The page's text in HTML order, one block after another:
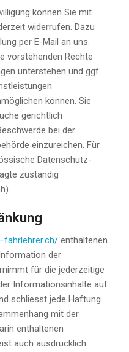
können Sie mit
widerrufen. Dazu
per E-Mail an uns.
vorstehenden Rechte
unterstehen und ggf.
können. Sie
gerichtlich
bei der
einzureichen. Für
Datenschutz-
zuständig
fahrlehrer.ch/enthaltenen
der
für die jederzeitige
Informationsinhalte auf
schliesst jede Haftung
mit der
enthaltenen
auch ausdrücklich